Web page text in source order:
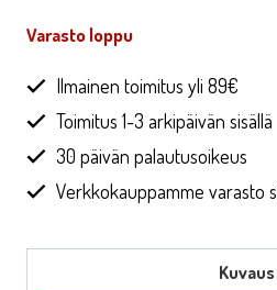
Varasto loppu
Ilmainen toimitus yli 89€
Toimitus 1-3 arkipäivän sisällä
30 päivän palautusoikeus
Verkkokauppamme varasto
Kuvaus